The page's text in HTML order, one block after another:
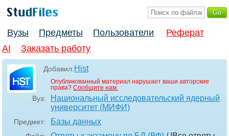
Вузы Предметы Пользователи
Реферат
AI
Заказать работу
Добавил:Hist
Опубликованный материал нарушает ваши авторские
права? Сообщите нам.
Вуз:
Национальный исследовательский ядерный
университет (МИФИ)
Предмет: Базы данных